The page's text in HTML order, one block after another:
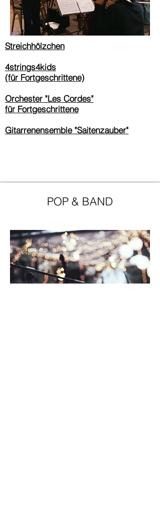
Streichhölzchen
4strings4kids
(für Fortgeschrittene)
Orchester "Les Cordes"
für Fortgeschrittene
Gitarrenensemble "Saitenzauber"
POP & BAND